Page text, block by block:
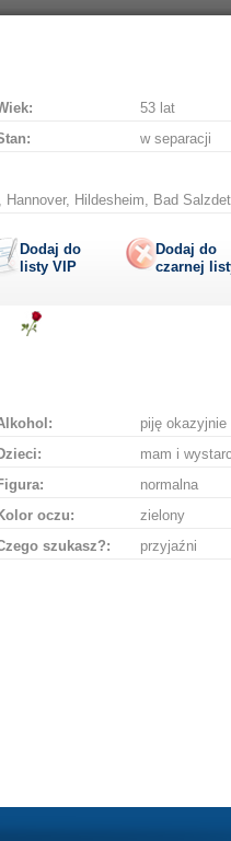
53 lat
w separacji
Hannover, Hildesheim, Bad
Dodaj do
listy VIP
Dodaj do
czarnej
piję okazyjnie
mam i
normalna
oczu:
zielony
szukasz?: przyjaźni